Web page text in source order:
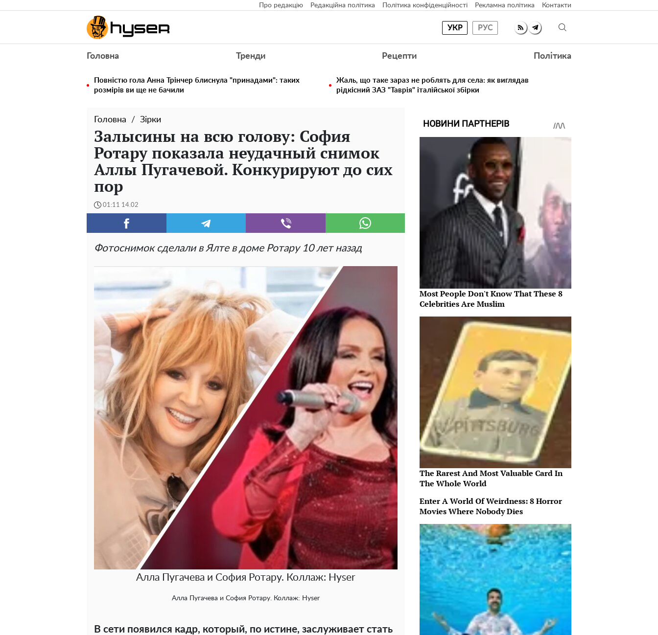
Про редакцію Редакційна політика Політика конфіденційності Рекламна політика Контакти
УКР РУС
Головна Тренди Рецепти Політика
Повністю гола Анна Трінчер блиснула "принадами": таких
розмірів ви ще не бачили
Жаль, що таке зараз не роблять для села: як виглядав
рідкісний ЗАЗ "Таврія" італійської збірки
Головна Зірки
Залысины на всю голову: София
Ротару показала неудачный снимок
Аллы Пугачевой. Конкурируют до сих
пор
01:11 14.02
Фотоснимок сделали в Ялте в доме Ротару 10 лет назад
Алла Пугачева и София Ротару. Коллаж: Hyser
Алла Пугачева и София Ротару. Коллаж: Hyser
В сети появился кадр, который, по истине, заслуживает стать
НОВИНИ ПАРТНЕРІВ
Most People Don't Know That These 8
Celebrities Are Muslim
The Rarest And Most Valuable Card In
The Whole World
Enter A World Of Weirdness: 8 Horror
Movies Where Nobody Dies